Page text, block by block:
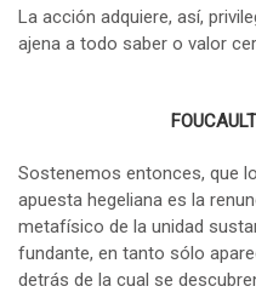
La acción adquiere, así,
ajena a todo saber o valor
Sostenemos entonces, que
apuesta hegeliana es la
metafísico de la unidad
fundante, en tanto sólo
detrás de la cual se